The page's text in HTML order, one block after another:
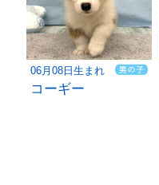
06月08日生まれ
コーギー